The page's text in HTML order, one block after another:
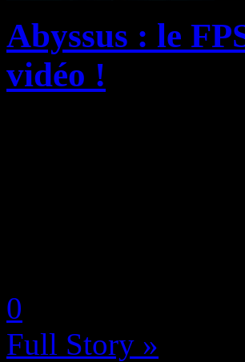
Abyssus : le
vidéo !
0
Full Story »